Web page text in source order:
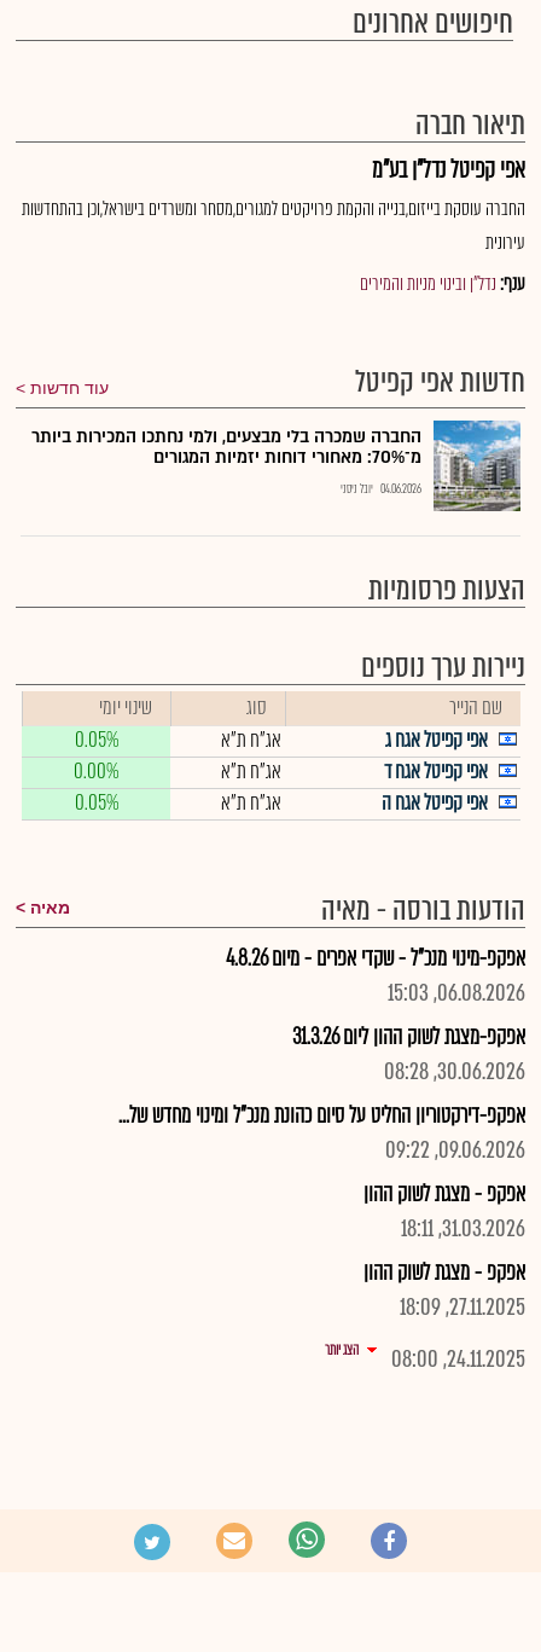
חיפושים אחרונים
תיאור חברה
אפי קפיטל נדל"ן בע"מ
החברה עוסקת בייזום,בנייה והקמת פרויקטים למגורים,מסחר ומשרדים בישראל,וכן בהתחדשות
עירונית
ענף:נדל"ן ובינוי מניות והמירים
חדשות אפי קפיטל עוד חדשות
החברה שמכרה בלי מבצעים, ולמי נחתכו המכירות ביותר
מ־70%: מאחורי דוחות יזמיות המגורים
04.06.2026 יובל ניסני
הצעות פרסומיות
ניירות ערך נוספים
שם הנייר סוג
שינוי יומי
אפי קפיטל אגח ג
אג"ח ת"א
0.05%
אפי קפיטל אגח ד
אג"ח ת"א
0.00%
אפי קפיטל אגח ה
אג"ח ת"א 0.05%
הודעות בורסה - מאיה מאיה
אפקפ-מינוי מנכ"ל - שקדי אפרים - מיום 4.8.26
06.08.2026, 15:03
אפקפ-מצגת לשוק ההון ליום 31.3.26
30.06.2026, 08:28
אפקפ-דירקטוריון החליט על סיום כהונת מנכ"ל ומינוי מחדש של...
09.06.2026, 09:22
אפקפ - מצגת לשוק ההון
31.03.2026, 18:11
אפקפ - מצגת לשוק ההון
27.11.2025, 18:09
24.11.2025, 08:00
הצג יותר